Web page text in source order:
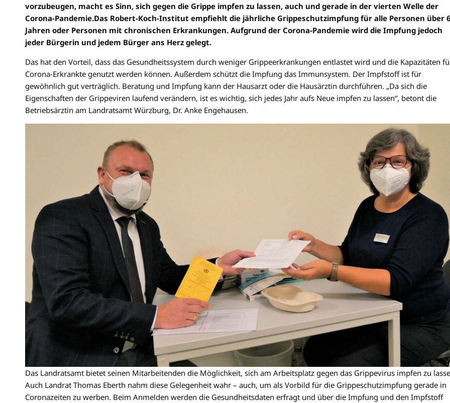
vorzubeugen, macht es Sinn, sich gegen die Grippe impfen zu lassen, auch und gerade in der vierten Welle der
Corona-Pandemie.Das Robert-Koch-Institut empfiehlt die jährliche Grippeschutzimpfung für alle Personen über
Jahren oder Personen mit chronischen Erkrankungen. Aufgrund der Corona-Pandemie wird die Impfung jedoch
jeder Bürgerin und jedem Bürger ans Herz gelegt.
Das hat den Vorteil, dass das Gesundheitssystem durch weniger Grippeerkrankungen entlastet wird und die Kapazitäten
Corona-Erkrankte genutzt werden können. Außerdem schützt die Impfung das Immunsystem. Der Impfstoff ist für
gewöhnlich gut verträglich. Beratung und Impfung kann der Hausarzt oder die Hausärztin durchführen. „Da sich die
Eigenschaften der Grippeviren laufend verändern, ist es wichtig, sich jedes Jahr aufs Neue impfen zu lassen“, betont die
Betriebsärztin am Landratsamt Würzburg, Dr. Anke Engehausen.
Das Landratsamt bietet seinen Mitarbeitenden die Möglichkeit, sich am Arbeitsplatz gegen das Grippevirus impfen zu
Auch Landrat Thomas Eberth nahm diese Gelegenheit wahr – auch, um als Vorbild für die Grippeschutzimpfung gerade in
Coronazeiten zu werben. Beim Anmelden werden die Gesundheitsdaten erfragt und über die Impfung und den Impfstoff